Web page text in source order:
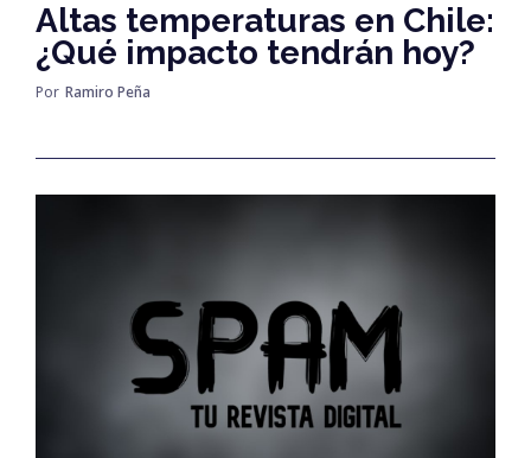
Altas temperaturas en Chile:
¿Qué impacto tendrán hoy?
Por Ramiro Peña